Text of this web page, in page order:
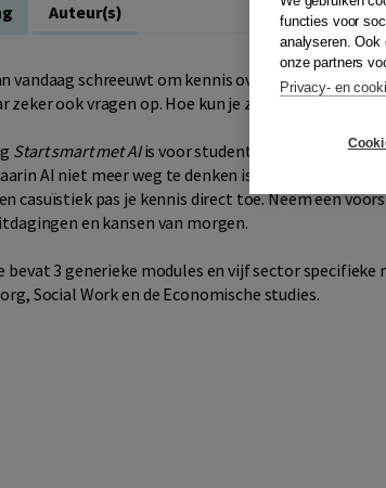
Auteur(s)
vandaag schreeuwt om kennis over AI. Ook in het
zeker ook vragen op. Hoe kun je zorgvuldig en
Start smart met AIis voor studenten die zich op
AI niet meer weg te denken is. Leer accuraat
casuïstiek pas je kennis direct toe. Neem een
en kansen van morgen.
bevat 3 generieke modules en vijf sector specifieke
Social Work en de Economische studies.
functies voor
analyseren. Ook
onze partners
Privacy- en